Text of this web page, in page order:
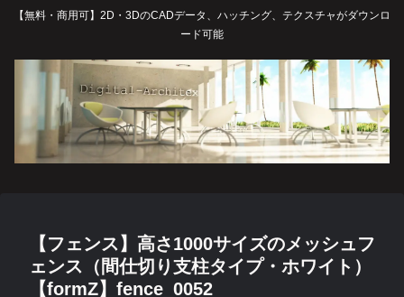
【無料・商用可】2D・3DのCADデータ、ハッチング、テクスチャがダウンロ
ード可能
【フェンス】高さ1000サイズのメッシュフ
ェンス（間仕切り支柱タイプ・ホワイト）
【formZ】fence_0052